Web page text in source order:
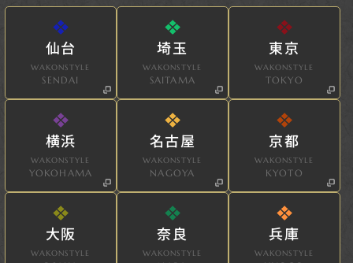
仙台
WAKONSTYLE
SENDAI
埼玉
WAKONSTYLE
SAITAMA
東京
WAKONSTYLE
TOKYO
横浜
WAKONSTYLE
YOKOHAMA
名古屋
WAKONSTYLE
NAGOYA
京都
WAKONSTYLE
KYOTO
大阪
WAKONSTYLE
奈良
WAKONSTYLE
兵庫
WAKONSTYLE